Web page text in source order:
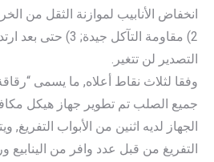
انخفاض الأنابيب لموازنة الثقل من
2) مقاومة التآكل
التصدير لن تتغير.
وفقا لثلاث نقاط أعلاه, ما يسمى
جميع الصلب تم تطوير جهاز هيكل
الجهاز لديه اثنين من الأبواب
التفريغ من قبل عدد وافر من الينابيع